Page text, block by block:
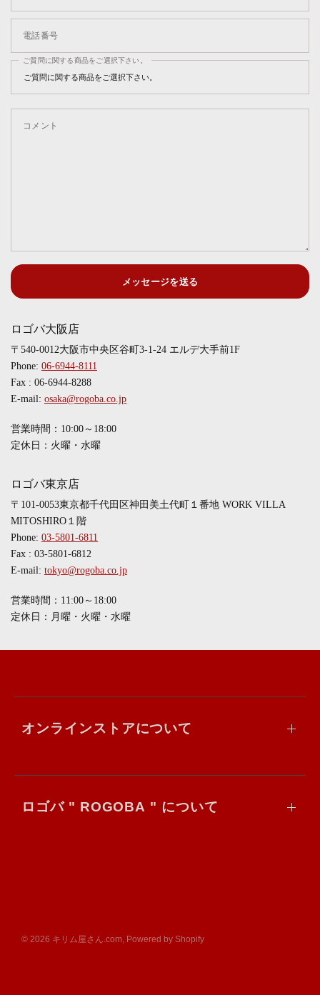
電話番号
ご質問に関する商品をご選択下さい。
コメント
メッセージを送る
ロゴバ大阪店
〒540-0012大阪市中央区谷町3-1-24 エルデ大手前1F
Phone:06-6944-8111
Fax : 06-6944-8288
E-mail:osaka@rogoba.co.jp
営業時間：10:00～18:00
定休日：火曜・水曜
ロゴバ東京店
〒101-0053東京都千代田区神田美土代町１番地 WORK VILLA
MITOSHIRO１階
Phone:03-5801-6811
Fax : 03-5801-6812
E-mail:tokyo@rogoba.co.jp
営業時間：11:00～18:00
定休日：月曜・火曜・水曜
オンラインストアについて
ロゴバ " ROGOBA " について
© 2026 キリム屋さん.com, Powered by Shopify